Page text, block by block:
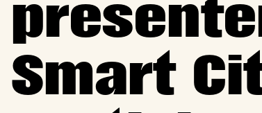
Smart